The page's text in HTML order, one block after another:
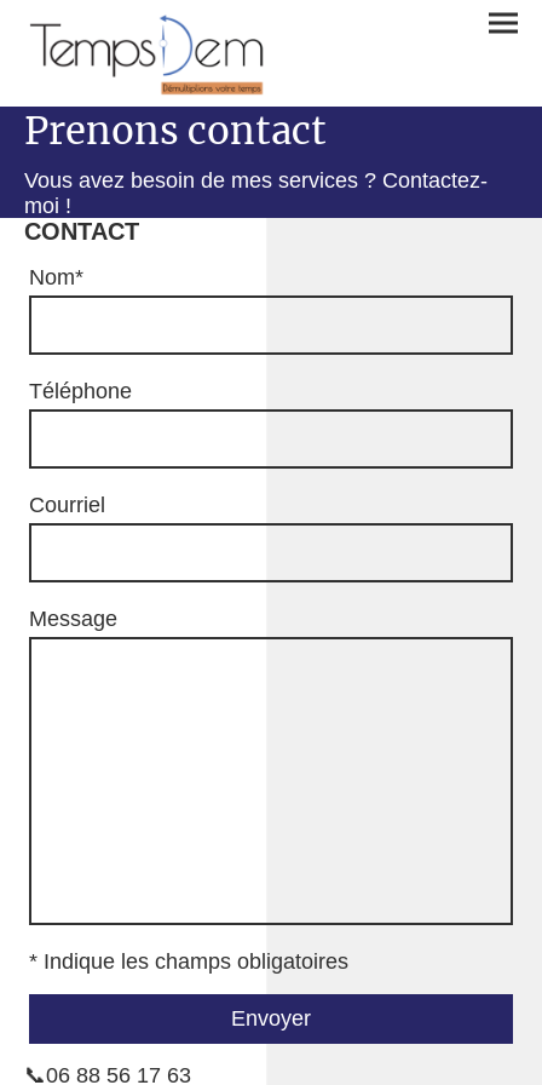
Prenons contact
Vous avez besoin de mes services ? Contactez-
moi !
CONTACT
Nom*
Téléphone
Courriel
Message
* Indique les champs obligatoires
Envoyer
📞06 88 56 17 63